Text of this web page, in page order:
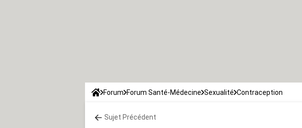
Forum Forum Santé-Médecine Sexualité Contraception
Sujet Précédent